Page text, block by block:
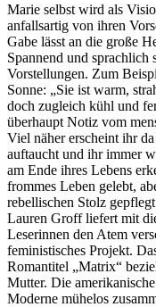
Marie selbst wird als
anfallsartig von ihren
Gabe lässt an die große
Spannend und sprachlich
Vorstellungen. Zum
Sonne: „Sie ist warm,
doch zugleich kühl und
überhaupt Notiz vom
Viel näher erscheint ihr
auftaucht und ihr immer
am Ende ihres Lebens
frommes Leben gelebt,
rebellischen Stolz
Lauren Groff liefert mit
Leserinnen den Atem
feministisches Projekt.
Romantitel „Matrix“
Mutter. Die
Moderne mühelos